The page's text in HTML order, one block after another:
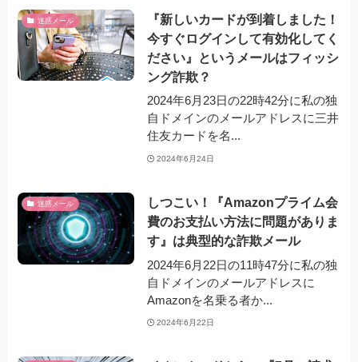
迷惑メール
『新しいカードが到着しました！
今すぐログインして有効化してく
ださい』というメールはフィッシ
ング詐欺？
2024年6月23日の22時42分に私の独
自ドメインのメールアドレスに三井
住友カードを名...
2024年6月24日
迷惑メール
しつこい！『Amazonプライム会
費のお支払い方法に問題がありま
す』は典型的な詐欺メール
2024年6月22日の11時47分に私の独
自ドメインのメールアドレスに
Amazonを名乗る者か...
2024年6月22日